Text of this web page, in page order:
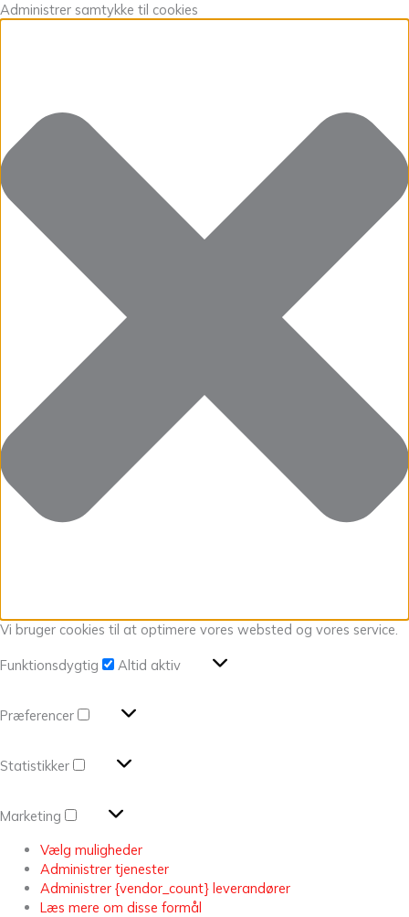
Administrer samtykke til cookies
Vi bruger cookies til at optimere vores websted og vores service.
Funktionsdygtig
Funktionsdygtig
Altid aktiv
Præferencer
Præferencer
Statistikker
Statistikker
Marketing
Marketing
Vælg muligheder
Administrer tjenester
Administrer {vendor_count} leverandører
Læs mere om disse formål
Gå
til